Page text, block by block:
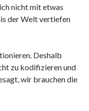
nicht mit etwas
der Welt vertiefen
Deshalb
zu kodifizieren und
wir brauchen die